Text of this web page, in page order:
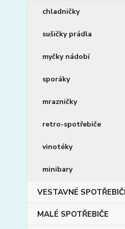
chladničky
sušičky prádla
myčky nádobí
sporáky
mrazničky
retro-spotřebiče
vinotéky
minibary
VESTAVNÉ
MALÉ SPOTŘEBIČE